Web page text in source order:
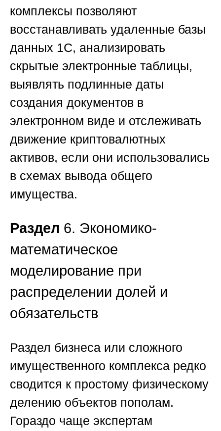
комплексы позволяют
восстанавливать удаленные базы
данных 1С, анализировать
скрытые электронные таблицы,
выявлять подлинные даты
создания документов в
электронном виде и отслеживать
движение криптовалютных
активов, если они использовались
в схемах вывода общего
имущества.
Раздел 6. Экономико-
математическое
моделирование при
распределении долей и
обязательств
Раздел бизнеса или сложного
имущественного комплекса редко
сводится к простому физическому
делению объектов пополам.
Гораздо чаще экспертам